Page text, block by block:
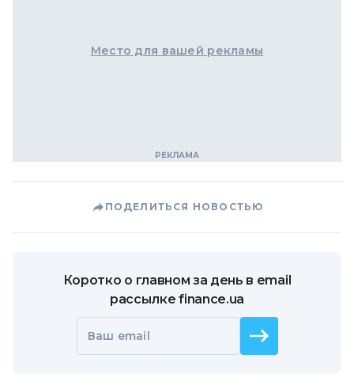
Место для вашей рекламы
ПОДЕЛИТЬСЯ НОВОСТЬЮ
Коротко о главном за день в email
рассылке finance.ua
Ваш email